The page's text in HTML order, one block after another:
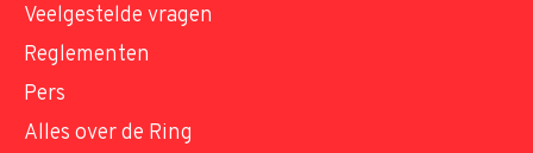
Veelgestelde vragen
Reglementen
Pers
Alles over de Ring